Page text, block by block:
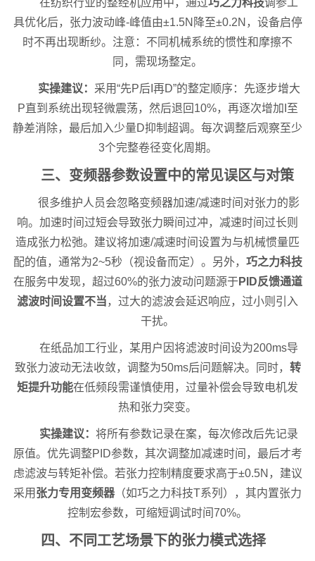
在纺织行业的整经机应用中，通过巧之力科技调参工
具优化后，张力波动峰-峰值由±1.5N降至±0.2N，设备启停
时不再出现断纱。注意：不同机械系统的惯性和摩擦不
同，需现场整定。
实操建议： 采用“先P后I再D”的整定顺序：先逐步增大
P直到系统出现轻微震荡，然后退回10%，再逐次增加I至
静差消除，最后加入少量D抑制超调。每次调整后观察至少
3个完整卷径变化周期。
三、变频器参数设置中的常见误区与对策
很多维护人员会忽略变频器加速/减速时间对张力的影
响。加速时间过短会导致张力瞬间过冲，减速时间过长则
造成张力松弛。建议将加速/减速时间设置为与机械惯量匹
配的值，通常为2~5秒（视设备而定）。另外， 巧之力科技
在服务中发现，超过60%的张力波动问题源于 PID反馈通道
滤波时间设置不当 ，过大的滤波会延迟响应，过小则引入
干扰。
在纸品加工行业，某用户因将滤波时间设为200ms导
致张力波动无法收敛，调整为50ms后问题解决。同时， 转
矩提升功能在低频段需谨慎使用，过量补偿会导致电机发
热和张力突变。
实操建议： 将所有参数记录在案，每次修改后先记录
原值。优先调整PID参数，其次调整加减速时间，最后才考
虑滤波与转矩补偿。若张力控制精度要求高于±0.5N，建议
采用 张力专用变频器（如巧之力科技T系列），其内置张力
控制宏参数，可缩短调试时间70%。
四、不同工艺场景下的张力模式选择